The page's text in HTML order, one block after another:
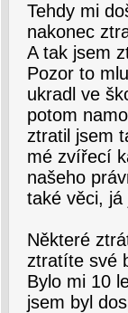
Tehdy mi
nakonec
A tak jsem
Pozor to
ukradl ve
potom
ztratil jsem
mé zvířecí
našeho
také věci, já
Některé
ztratíte své
Bylo mi 10
jsem byl